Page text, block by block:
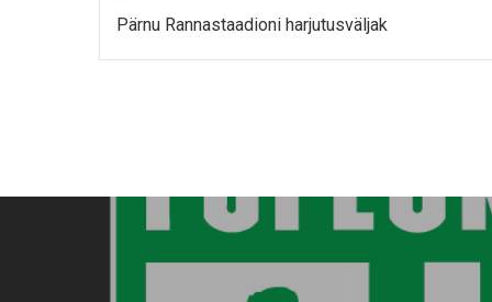
Pärnu Rannastaadioni harjutusväljak